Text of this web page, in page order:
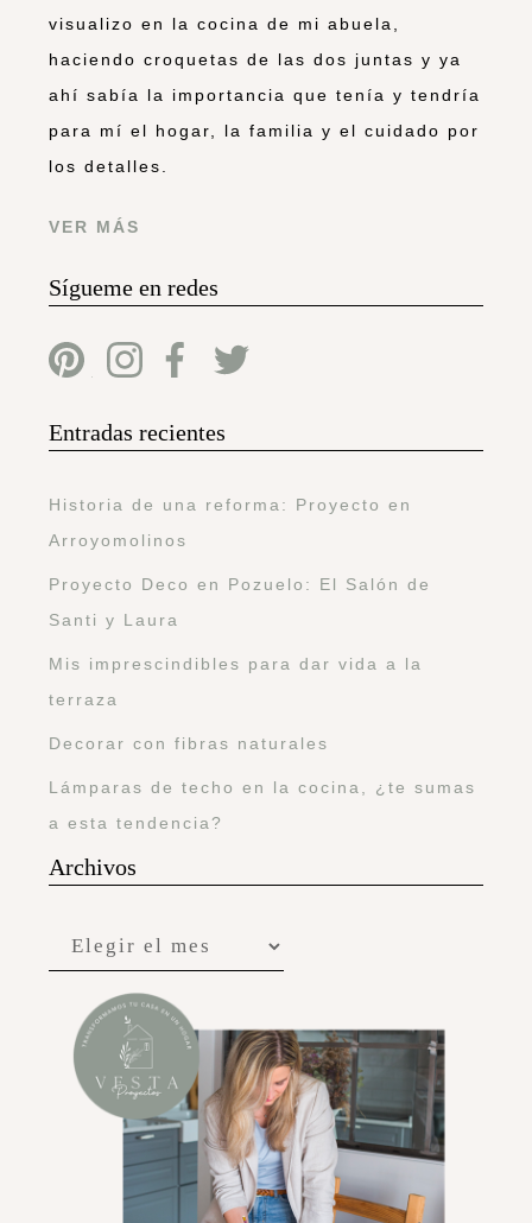
visualizo en la cocina de mi abuela,
haciendo croquetas de las dos juntas y ya
ahí sabía la importancia que tenía y tendría
para mí el hogar, la familia y el cuidado por
los detalles.
VER MÁS
Sígueme en redes
Entradas recientes
Historia de una reforma: Proyecto en
Arroyomolinos
Proyecto Deco en Pozuelo: El Salón de
Santi y Laura
Mis imprescindibles para dar vida a la
terraza
Decorar con fibras naturales
Lámparas de techo en la cocina, ¿te sumas
a esta tendencia?
Archivos